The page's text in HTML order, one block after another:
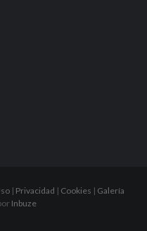
| Privacidad | Cookies | Galería
Inbuze